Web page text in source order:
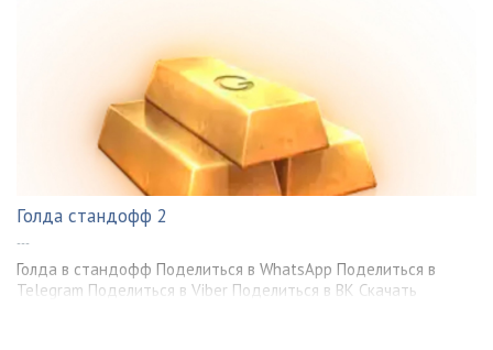
Голда стандофф 2
---
Голда в стандофф Поделиться в WhatsApp Поделиться в
Telegram Поделиться в Viber Поделиться в ВК Скачать